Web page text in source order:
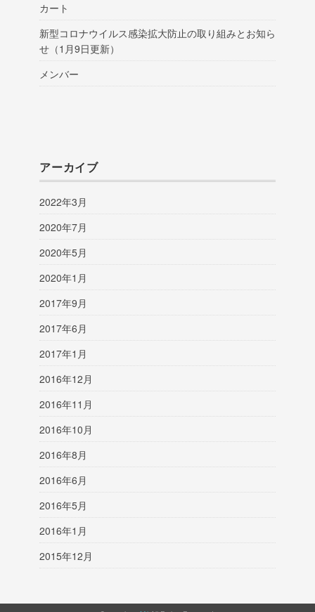
カート
新型コロナウイルス感染拡大防止の取り組みとお知ら
せ（1月9日更新）
メンバー
アーカイブ
2022年3月
2020年7月
2020年5月
2020年1月
2017年9月
2017年6月
2017年1月
2016年12月
2016年11月
2016年10月
2016年8月
2016年6月
2016年5月
2016年1月
2015年12月